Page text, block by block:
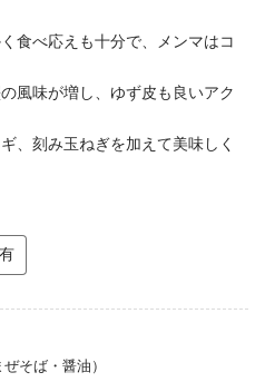
食べ応えも十分で、メンマはコ
風味が増し、ゆず皮も良いアク
、刻み玉ねぎを加えて美味しく
そば・醤油）